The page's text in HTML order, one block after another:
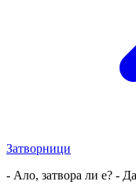
Затворници
- Ало, затвора ли е? -